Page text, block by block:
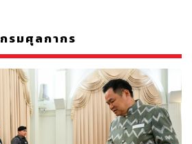
กรมศุลกากร